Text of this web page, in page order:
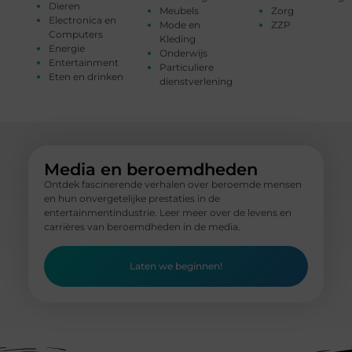
Dieren
Electronica en
Computers
Energie
Entertainment
Eten en drinken
Meubels
Mode en
Kleding
Onderwijs
Particuliere
dienstverlening
Zorg
ZZP
Media en beroemdheden
Ontdek fascinerende verhalen over beroemde mensen
en hun onvergetelijke prestaties in de
entertainmentindustrie. Leer meer over de levens en
carrières van beroemdheden in de media.
Laten we beginnen!